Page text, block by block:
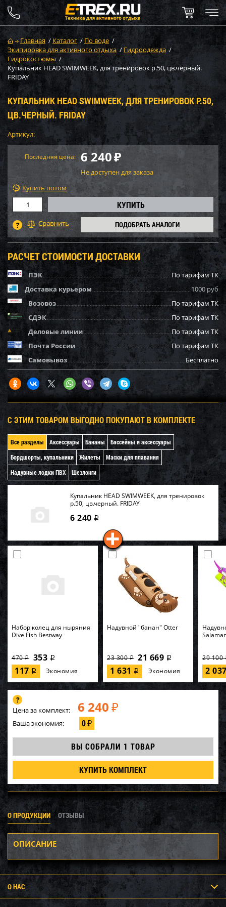
Главная / Каталог / По воде /
Экипировка для активного отдыха / Гидроодежда /
Гидрокостюмы /
Купальник HEAD SWIMWEEK, для тренировок р.50, цв.черный.
FRIDAY
КУПАЛЬНИК HEAD SWIMWEEK, ДЛЯ ТРЕНИРОВОК Р.50,
ЦВ.ЧЕРНЫЙ. FRIDAY
Артикул:
Последняя цена: 6 240₽
Не доступен для заказа
Купить потом
ПОДОБРАТЬ АНАЛОГИ
РАСЧЕТ СТОИМОСТИ ДОСТАВКИ
ПЭК
По тарифам ТК
Доставка курьером
1000 руб
Возовоз
По тарифам ТК
СДЭК
По тарифам ТК
Деловые линии
По тарифам ТК
Почта России
По тарифам ТК
Самовывоз
Бесплатно
С ЭТИМ ТОВАРОМ ВЫГОДНО ПОКУПАЮТ В КОМПЛЕКТЕ
Все разделы Аксессуары Бананы
Бассейны и аксессуары
Бордшорты, купальники
Жилеты
Маски для плавания
Надувные лодки ПВХ
Шезлонги
Купальник HEAD SWIMWEEK, для тренировок
р.50, цв.черный. FRIDAY
6 240 i
Набор колец для ныряния
Dive Fish Bestway
470i 353 i
117 i Экономия
Надувной "банан" Otter
23 300i 21 669 i
1 631 i Экономия
29 100
2
Цена за комплект: 6 240 ₽
Ваша экономия: 0₽
ВЫ СОБРАЛИ 1 ТОВАР
КУПИТЬ КОМПЛЕКТ
О ПРОДУКЦИИ ОТЗЫВЫ
ОПИСАНИЕ
О НАС